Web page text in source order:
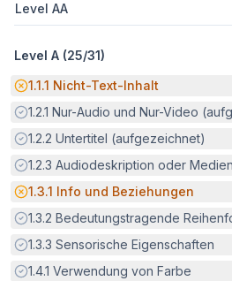
Level AA
Level A (25/31)
Potenzielle Barriere:
1.1.1 Nicht-Text-Inhalt
Erfüllt:
1.2.1 Nur-Audio und Nur-Video
Erfüllt:
1.2.2 Untertitel (aufgezeichnet)
Erfüllt:
1.2.3 Audiodeskription oder
Potenzielle Barriere:
1.3.1 Info und Beziehungen
Erfüllt:
1.3.2 Bedeutungstragende
Erfüllt:
1.3.3 Sensorische Eigenschaften
Erfüllt:
1.4.1 Verwendung von Farbe